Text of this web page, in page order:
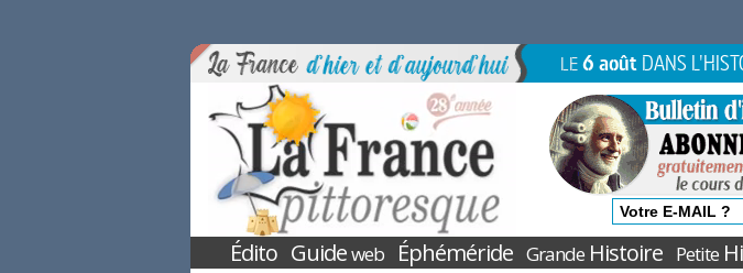
LE6 août DANS
Édito Guideweb Éphéméride GrandeHistoire Petite